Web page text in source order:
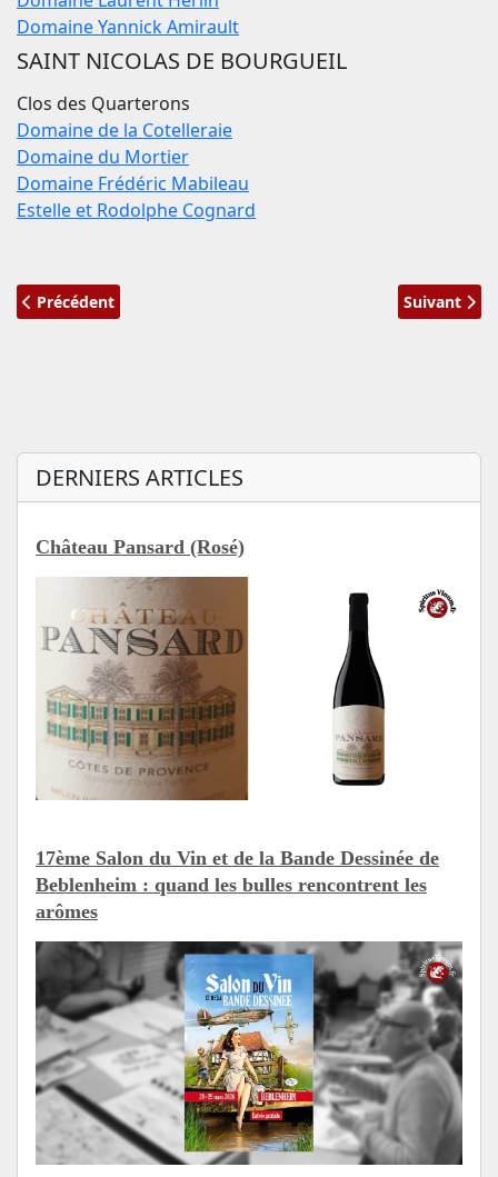
Domaine Yannick Amirault
SAINT NICOLAS DE BOURGUEIL
Clos des Quarterons
Domaine de la Cotelleraie
Domaine du Mortier
Domaine Frédéric Mabileau
Estelle et Rodolphe Cognard
Article précédent : Infos pratiques du Salon des vignerons
Précédent Article
Suivant
DERNIERS ARTICLES
Château Pansard (Rosé)
17ème Salon du Vin et de la Bande Dessinée de
Beblenheim : quand les bulles rencontrent les
arômes